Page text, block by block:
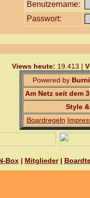
Benutzername:
Passwort:
Views heute: 19.413 |
Powered by
Am Netz seit dem
Style
Boardregeln
Box| Mitglieder|